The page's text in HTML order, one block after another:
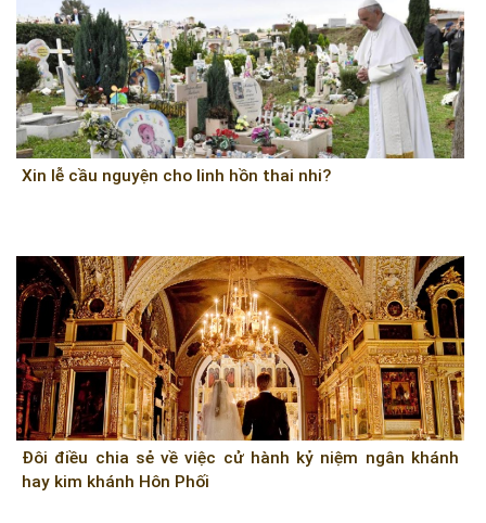
Xin lễ cầu nguyện cho linh hồn thai nhi?
Đôi điều chia sẻ về việc cử hành kỷ niệm ngân khánh
hay kim khánh Hôn Phối